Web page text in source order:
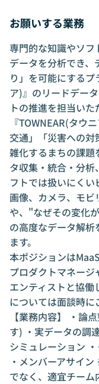
お願いする業務
専門的な知識やソ
データを分析でき、
り」を可能にする
ア)』のリードデー
トの推進を担当いた
『TOWNEAR(タウ
交通」「災害への
雑化するまちの課
タ収集・統合・分析
フトでは扱いにく
画像、カメラ、モビ
や、"なぜその変化
の高度なデータ解
ます。
本ポジションは
プロダクトマネー
エンティストと協働
については面談時に
【業務内容】 ・論
す) ・実データの調
シミュレーション
・メンバーアサイ
でなく、適宜チーム